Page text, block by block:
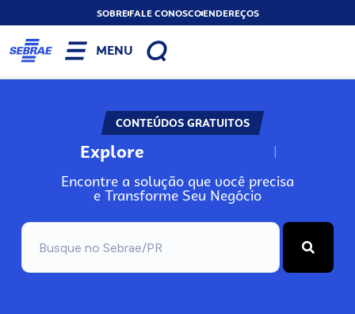
SOBREFALE CONOSCOENDEREÇOS
MENU
CONTEÚDOS GRATUITOS
Explore N
Encontre a solução que você precisa
e Transforme Seu Negócio